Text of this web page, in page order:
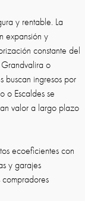
y rentable. La
expansión y
constante del
Grandvalira o
buscan ingresos por
o Escaldes se
valor a largo plazo
ecoeficientes con
y garajes